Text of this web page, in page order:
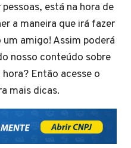
está na hora de
a maneira que irá fazer
amigo! Assim poderá
nosso conteúdo sobre
Então acesse o
mais dicas.